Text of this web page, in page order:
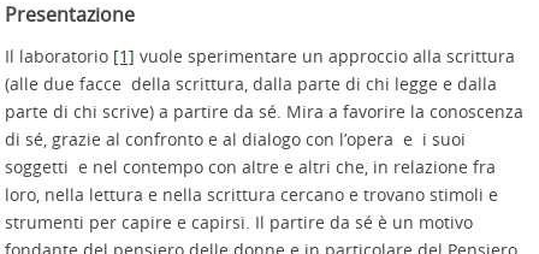
Presentazione
Il laboratorio [1] vuole sperimentare un approccio alla scrittura
(alle due facce della scrittura, dalla parte di chi legge e dalla
parte di chi scrive) a partire da sé. Mira a favorire la conoscenza
di sé, grazie al confronto e al dialogo con l’opera e i suoi
soggetti e nel contempo con altre e altri che, in relazione fra
loro, nella lettura e nella scrittura cercano e trovano stimoli e
strumenti per capire e capirsi. Il partire da sé è un motivo